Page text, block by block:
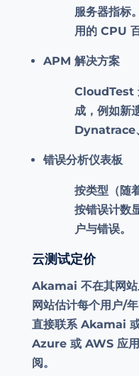
服务器指标
用的 CPU
APM 解决方案
CloudTest
成，例如新
Dynatrace
错误分析仪表板
按类型（随
按错误计数
户与错误。
云测试定价
Akamai 不在其网站
网站估计每个用户/
直接联系 Akamai
Azure 或 AWS 应
阅。